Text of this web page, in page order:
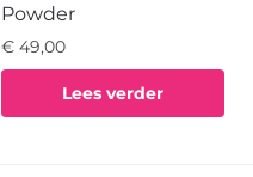
Powder
€ 49,00
Lees verder